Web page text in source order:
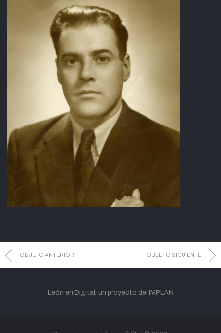
OBJETO ANTERIOR OBJETO SIGUIENTE
León en Digital, un proyecto del IMPLAN